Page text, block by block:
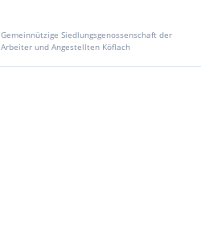
Gemeinnützige Siedlungsgenossenschaft der
Arbeiter und Angestellten Köflach